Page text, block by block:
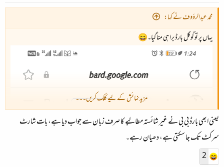
محمد عبدالرؤوف نے کہا:
یہاں پر تو گوگل بارڈ برا ہی منا گیا۔😄
مزید نمائش کے لیے کلک کریں۔۔۔
یعنی ابھی بارڈ بی بی نے غیر شائستہ مطالبے کا صرف زبان سے جواب دیا ہے، بات شارٹ
سرکٹ تک جا سکتی ہے، دھیان رہے۔
2